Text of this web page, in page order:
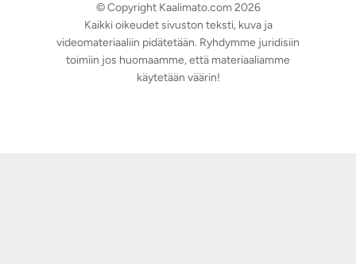
© Copyright Kaalimato.com 2026
Kaikki oikeudet sivuston teksti, kuva ja
videomateriaaliin pidätetään. Ryhdymme juridisiin
toimiin jos huomaamme, että materiaaliamme
käytetään väärin!